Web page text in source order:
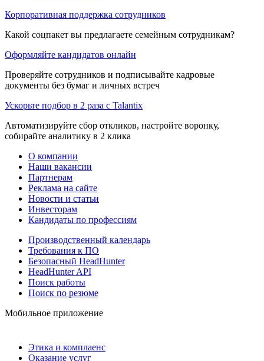
Корпоративная поддержка сотрудников
Какой соцпакет вы предлагаете семейным сотрудникам?
Оформляйте кандидатов онлайн
Проверяйте сотрудников и подписывайте кадровые
документы без бумаг и личных встреч
Ускорьте подбор в 2 раза с Talantix
Автоматизируйте сбор откликов, настройте воронку,
собирайте аналитику в 2 клика
О компании
Наши вакансии
Партнерам
Реклама на сайте
Новости и статьи
Инвесторам
Кандидаты по профессиям
Производственный календарь
Требования к ПО
Безопасный HeadHunter
HeadHunter API
Поиск работы
Поиск по резюме
Мобильное приложение
Этика и комплаенс
Оказание услуг